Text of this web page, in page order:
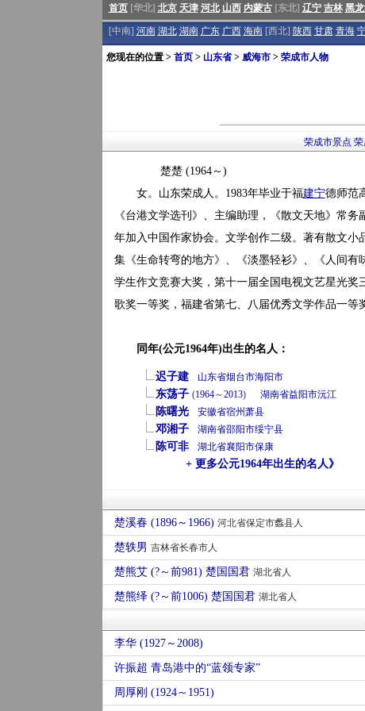
首页[华北] 北京 天津 河北 山西 内蒙古[东北] 辽宁 吉林 黑
[中南] 河南 湖北 湖南 广东 广西 海南[西北] 陕西 甘肃 青海
您现在的位置 > 首页> 山东省> 威海市> 荣成市人物
荣成市景点 荣
楚楚 (1964～)
女。山东荣成人。1983年毕业于福建宁德师范
《台港文学选刊》、主编助理，《散文天地》常务
年加入中国作家协会。文学创作二级。著有散文
集《生命转弯的地方》、《淡墨轻衫》、《人间
学生作文竞赛大奖，第十一届全国电视文艺星光
歌奖一等奖，福建省第七、八届优秀文学作品一等
同年(公元1964年)出生的名人：
迟子建 山东省烟台市海阳市
东荡子 (1964～2013) 湖南省益阳市沅江
陈曙光 安徽省宿州萧县
邓湘子 湖南省邵阳市绥宁县
陈可非 湖北省襄阳市保康
+ 更多公元1964年出生的名人》
楚溪春 (1896～1966) 河北省保定市蠡县人
楚轶男 吉林省长春市人
楚熊艾 (?～前981) 楚国国君 湖北省人
楚熊绎 (?～前1006) 楚国国君 湖北省人
李华 (1927～2008)
许振超 青岛港中的“蓝领专家”
周厚刚 (1924～1951)